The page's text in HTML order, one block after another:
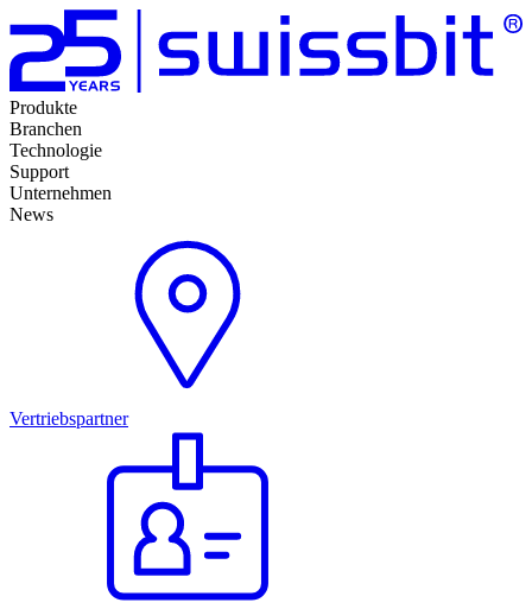
Produkte
Branchen
Technologie
Support
Unternehmen
News
Vertriebspartner